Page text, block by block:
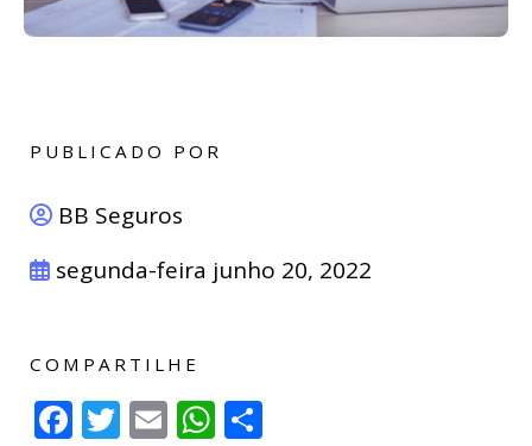
PUBLICADO POR
BB Seguros
segunda-feira junho 20, 2022
COMPARTILHE
Facebook
Twitter
EmailWhatsApp